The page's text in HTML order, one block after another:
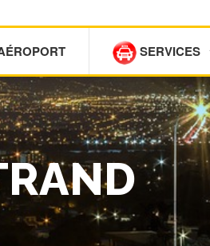
SERVICES